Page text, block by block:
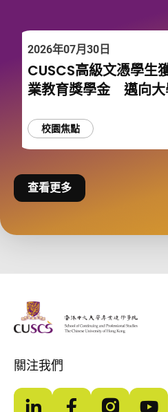
2026年07月30日
CUSCS高級文憑學生
業教育獎學金 邁向大
校園焦點
查看更多
The Chinese Univeristy of hong Kong
關注我們